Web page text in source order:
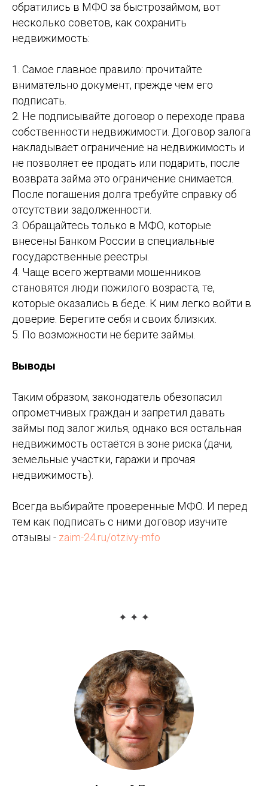
обратились в МФО за быстрозаймом, вот
несколько советов, как сохранить
недвижимость:
1. Самое главное правило: прочитайте
внимательно документ, прежде чем его
подписать.
2. Не подписывайте договор о переходе права
собственности недвижимости. Договор залога
накладывает ограничение на недвижимость и
не позволяет ее продать или подарить, после
возврата займа это ограничение снимается.
После погашения долга требуйте справку об
отсутствии задолженности.
3. Обращайтесь только в МФО, которые
внесены Банком России в специальные
государственные реестры.
4. Чаще всего жертвами мошенников
становятся люди пожилого возраста, те,
которые оказались в беде. К ним легко войти в
доверие. Берегите себя и своих близких.
5. По возможности не берите займы.
Выводы
Таким образом, законодатель обезопасил
опрометчивых граждан и запретил давать
займы под залог жилья, однако вся остальная
недвижимость остаётся в зоне риска (дачи,
земельные участки, гаражи и прочая
недвижимость).
Всегда выбирайте проверенные МФО. И перед
тем как подписать с ними договор изучите
отзывы - zaim-24.ru/otzivy-mfo